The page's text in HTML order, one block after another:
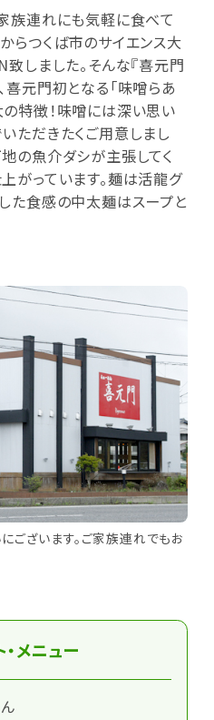
族連れにも気軽に食べて
らつくば市のサイエンス大
しました。そんな『喜元門
喜元門初となる「味噌らあ
特徴！味噌には深い思い
ただきたくご用意しまし
の魚介ダシが主張してく
がっています。麺は活龍グ
た食感の中太麺はスープと
ございます。ご家族連れでもお
メニュー